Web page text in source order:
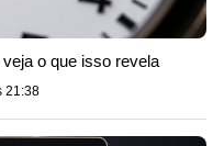
o que isso revela
21:38